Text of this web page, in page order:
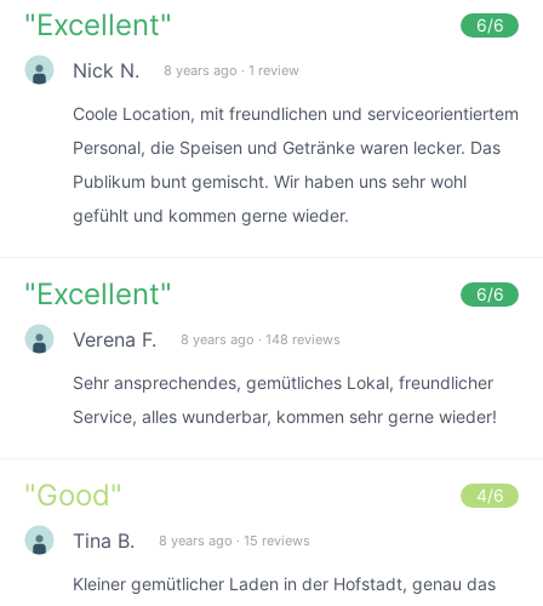
"Excellent" 6/6
Nick N. 8 years ago · 1 review
Coole Location, mit freundlichen und serviceorientiertem
Personal, die Speisen und Getränke waren lecker. Das
Publikum bunt gemischt. Wir haben uns sehr wohl
gefühlt und kommen gerne wieder.
"Excellent" 6/6
Verena F. 8 years ago · 148 reviews
Sehr ansprechendes, gemütliches Lokal, freundlicher
Service, alles wunderbar, kommen sehr gerne wieder!
"Good" 4/6
Tina B. 8 years ago · 15 reviews
Kleiner gemütlicher Laden in der Hofstadt, genau das